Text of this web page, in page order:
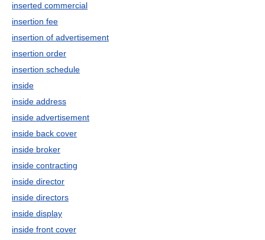
inserted commercial
insertion fee
insertion of advertisement
insertion order
insertion schedule
inside
inside address
inside advertisement
inside back cover
inside broker
inside contracting
inside director
inside directors
inside display
inside front cover